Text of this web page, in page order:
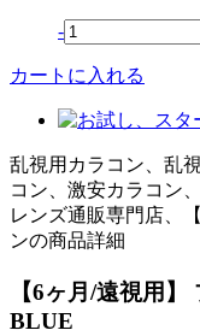
-
カートに入れる
乱視用カラコン、乱
コン、激安カラコン
レンズ通販専門店、
ンの商品詳細
【6ヶ月/遠視用
BLUE